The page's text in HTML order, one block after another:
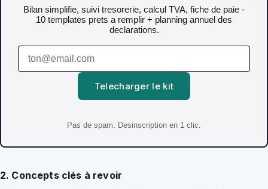
Bilan simplifie, suivi tresorerie, calcul TVA, fiche de paie -
10 templates prets a remplir + planning annuel des
declarations.
Telecharger le kit
Pas de spam. Desinscription en 1 clic.
2. Concepts clés à revoir